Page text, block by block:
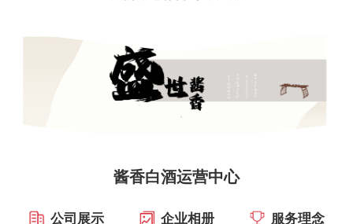
酱香白酒运营中心
公司展示 企业相册 服务理念